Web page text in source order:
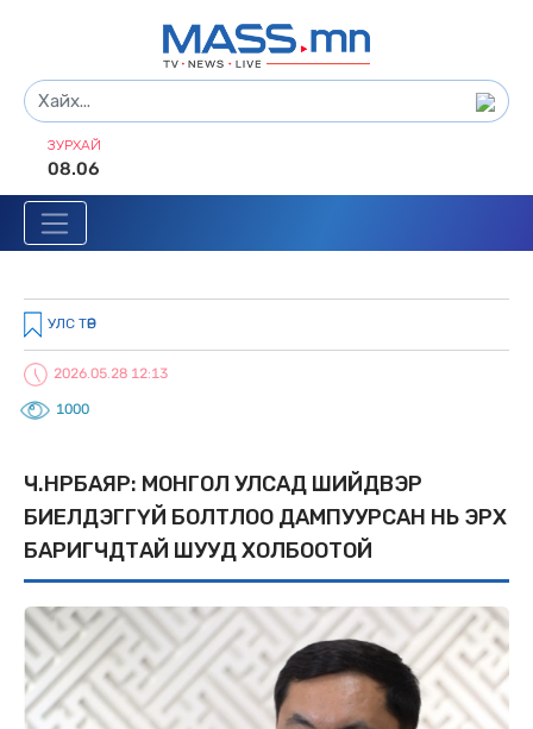
ЗУРХАЙ
08.06
УЛС ТӨР
2026.05.28 12:13
1000
Ч.ӨНӨРБАЯР: МОНГОЛ УЛСАД ШИЙДВЭР
БИЕЛДЭГГҮЙ БОЛТЛОО ДАМПУУРСАН НЬ ЭРX
БАРИГЧДТАЙ ШУУД XОЛБООТОЙ